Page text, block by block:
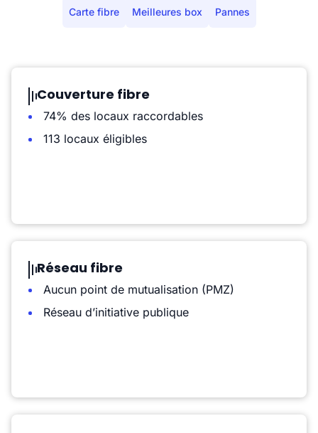
Carte fibre Meilleures box Pannes
Couverture fibre
74% des locaux raccordables
113 locaux éligibles
Réseau fibre
Aucun point de mutualisation (PMZ)
Réseau d’initiative publique